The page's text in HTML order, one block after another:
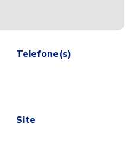
Telefone(s)
Site